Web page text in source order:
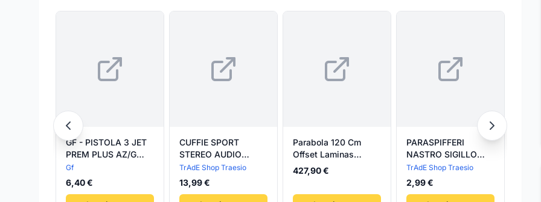
GF - PISTOLA 3 JET
PREM PLUS AZ/G
FASCIA
Gf
6,40 €
CUFFIE SPORT
STEREO AUDIO
AURICOLARI
MICROFONO MP3
SMARTPHONE
TrAdE Shop Traesio
13,99 €
Parabola 120 Cm
Offset Laminas
bianca in fibra di
vetro + Az EL
427,90 €
PARASPIFFERI
NASTRO SIGILLO
PORTE FINESTRE
SPUGNA
ISOLAMENTO 4,5MT
TrAdE Shop Traesio
2,99 €